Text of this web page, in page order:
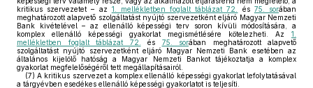
kritikus szervezetet – az 1. mellékletben foglalt táblázat 72. és 75. sorában
meghatározott alapvető szolgáltatást nyújtó szervezetként eljáró Magyar Nemzeti
Bank kivételével – az ellenálló képességi terv soron kívüli módosítására, a
komplex ellenálló képességi gyakorlat megismétlésére kötelezheti. Az 1.
mellékletben foglalt táblázat 72.
és 75. sorában meghatározott alapvető
szolgáltatást nyújtó szervezetként eljáró Magyar Nemzeti Bank esetében az
általános kijelölő hatóság a Magyar Nemzeti Bankot tájékoztatja a komplex
gyakorlat megfelelőségéről tett megállapításairól.
(7) A kritikus szervezet a komplex ellenálló képességi gyakorlat lefolytatásával
a tárgyévben esedékes ellenálló képességi gyakorlatot is teljesíti.